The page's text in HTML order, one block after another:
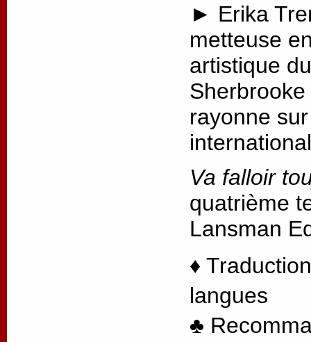
► Erika
metteuse
artistique
rayonne
Va falloir
quatrième
Lansman
♦
langues
♣